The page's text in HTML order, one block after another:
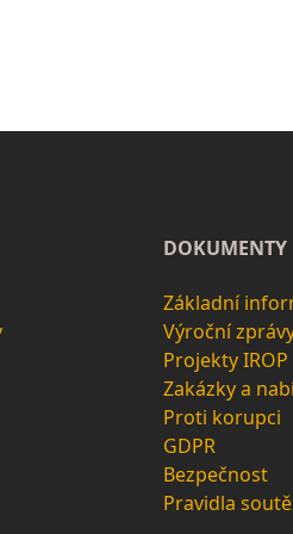
DOKUMENTY
Základní
Výroční
Projekty IROP
Zakázky a
Proti korupci
GDPR
Bezpečnost
Pravidla